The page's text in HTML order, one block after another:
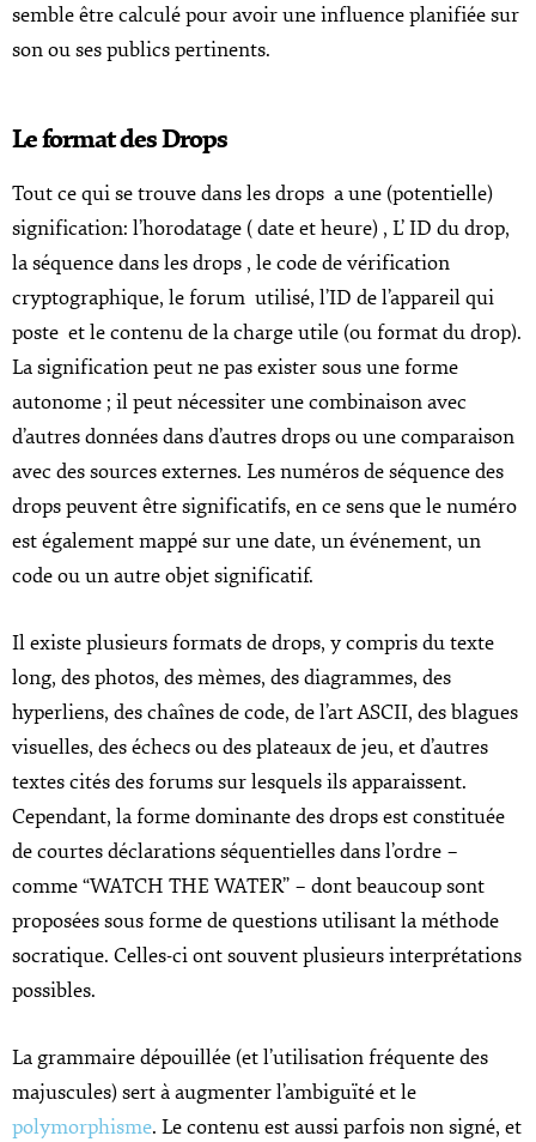
semble être calculé pour avoir une influence planifiée sur
son ou ses publics pertinents.
Le format des Drops
Tout ce qui se trouve dans les drops a une (potentielle)
signification: l’horodatage ( date et heure) , L’ ID du drop,
la séquence dans les drops , le code de vérification
cryptographique, le forum utilisé, l’ID de l’appareil qui
poste et le contenu de la charge utile (ou format du drop).
La signification peut ne pas exister sous une forme
autonome ; il peut nécessiter une combinaison avec
d’autres données dans d’autres drops ou une comparaison
avec des sources externes. Les numéros de séquence des
drops peuvent être significatifs, en ce sens que le numéro
est également mappé sur une date, un événement, un
code ou un autre objet significatif.
Il existe plusieurs formats de drops, y compris du texte
long, des photos, des mèmes, des diagrammes, des
hyperliens, des chaînes de code, de l’art ASCII, des blagues
visuelles, des échecs ou des plateaux de jeu, et d’autres
textes cités des forums sur lesquels ils apparaissent.
Cependant, la forme dominante des drops est constituée
de courtes déclarations séquentielles dans l’ordre –
comme “WATCH THE WATER” – dont beaucoup sont
proposées sous forme de questions utilisant la méthode
socratique. Celles-ci ont souvent plusieurs interprétations
possibles.
La grammaire dépouillée (et l’utilisation fréquente des
majuscules) sert à augmenter l’ambiguïté et le
polymorphisme. Le contenu est aussi parfois non signé, et